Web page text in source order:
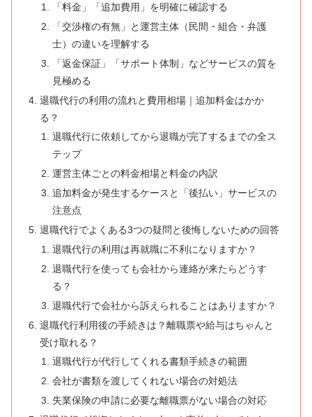
「料金」「追加費用」を明確に確認する
「交渉権の有無」と運営主体（民間・組合・弁護
士）の違いを理解する
「返金保証」「サポート体制」などサービスの質を
見極める
退職代行の利用の流れと費用相場｜追加料金はかか
る？
退職代行に依頼してから退職が完了するまでの全ス
テップ
運営主体ごとの料金相場と料金の内訳
追加料金が発生するケースと「後払い」サービスの
注意点
退職代行でよくある3つの疑問と後悔しないための回答
退職代行の利用は再就職に不利になりますか？
退職代行を使っても会社から連絡が来たらどうす
る？
退職代行で会社から訴えられることはありますか？
退職代行利用後の手続きは？離職票や給与はちゃんと
受け取れる？
退職代行が代行してくれる書類手続きの範囲
会社が書類を渡してくれない場合の対処法
失業保険の申請に必要な離職票がない場合の対応